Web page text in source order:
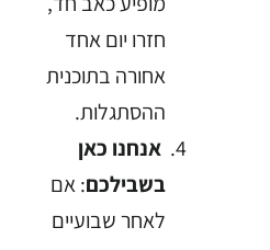
חזרו יום אחד
אחורה בתוכנית
ההסתגלות.
אנחנו כאן
בשבילכם: אם
לאחר שבועיים